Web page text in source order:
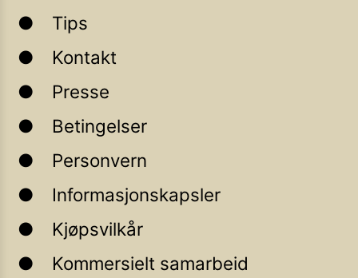
Tips
Kontakt
Presse
Betingelser
Personvern
Informasjonskapsler
Kjøpsvilkår
Kommersielt samarbeid